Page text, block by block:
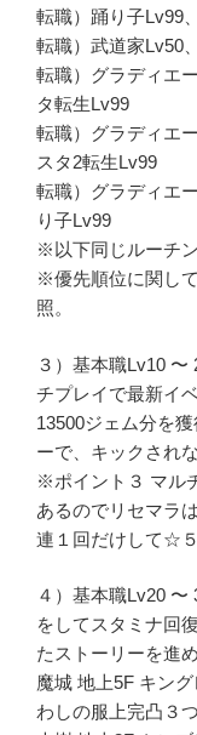
転職）踊り子
転職）武道家
転職）グラディ
タ転生Lv99
転職）グラディエ
スタ2転生Lv99
転職）グラディエ
り子Lv99
※以下同じルーチ
※優先順位に関し
照。
３）基本職Lv10
チプレイで最新イ
13500ジェム分を
ーで、キックされ
※ポイント３ マル
あるのでリセマラ
連１回だけして☆
４）基本職Lv20
をしてスタミナ回
たストーリーを進
魔城 地上5F キン
わしの服上完凸３